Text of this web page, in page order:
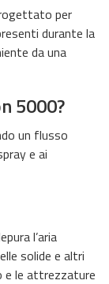
per
durante la
da una
5000?
un flusso
e ai
l’aria
solide e altri
e le attrezzature